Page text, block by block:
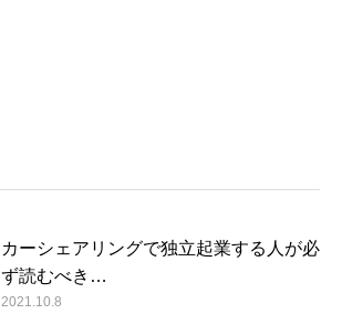
カーシェアリングで独立起業する人が必
ず読むべき…
2021.10.8